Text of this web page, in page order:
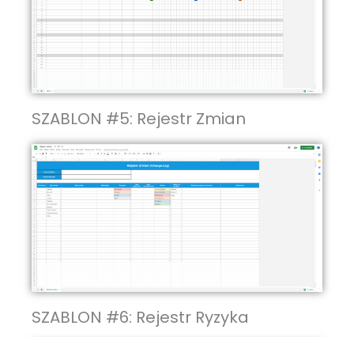
SZABLON #5: Rejestr Zmian
SZABLON #6: Rejestr Ryzyka